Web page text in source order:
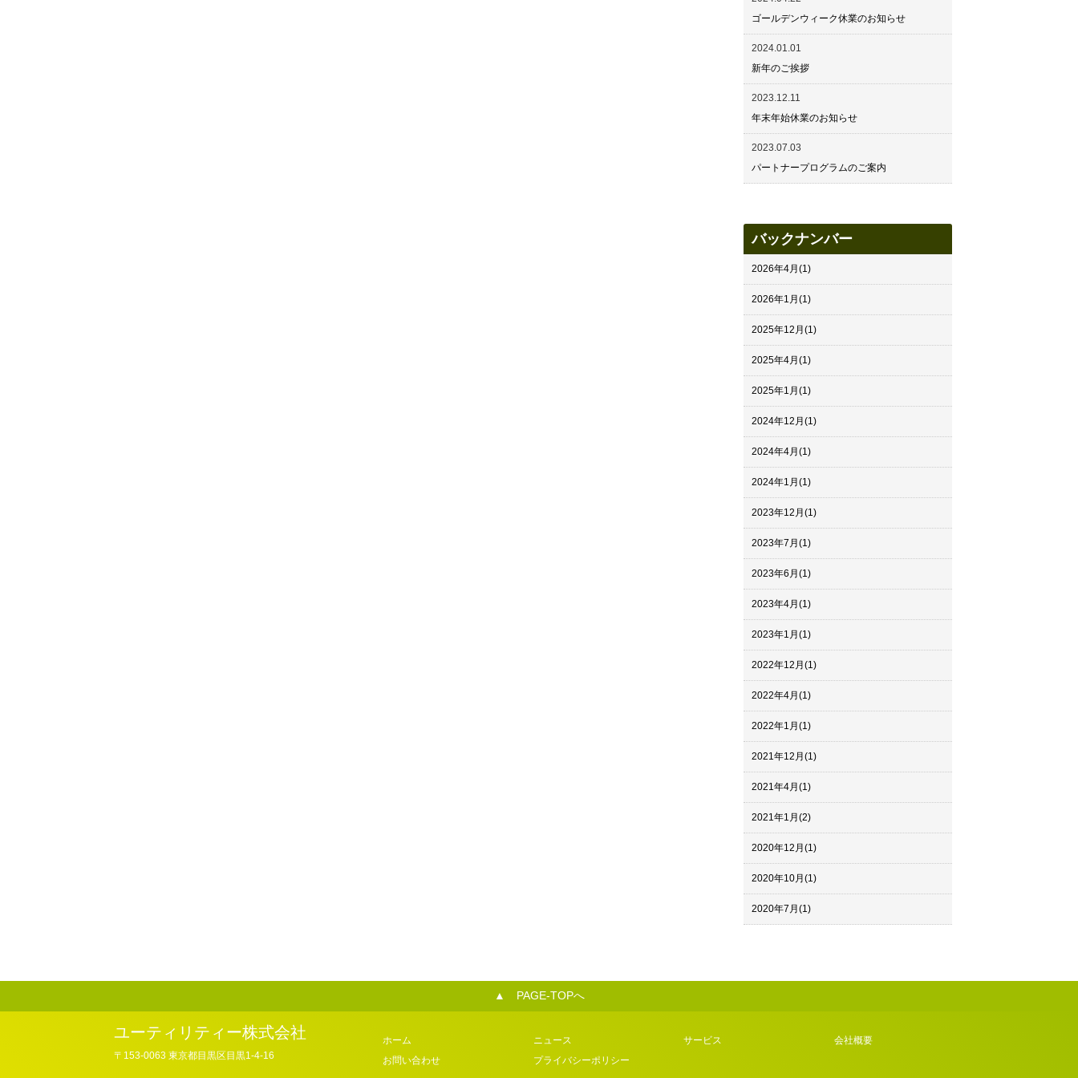
ゴールデンウィーク休業のお知らせ
2024.01.01
新年のご挨拶
2023.12.11
年末年始休業のお知らせ
2023.07.03
パートナープログラムのご案内
バックナンバー
2026年4月 (1)
2026年1月 (1)
2025年12月 (1)
2025年4月 (1)
2025年1月 (1)
2024年12月 (1)
2024年4月 (1)
2024年1月 (1)
2023年12月 (1)
2023年7月 (1)
2023年6月 (1)
2023年4月 (1)
2023年1月 (1)
2022年12月 (1)
2022年4月 (1)
2022年1月 (1)
2021年12月 (1)
2021年4月 (1)
2021年1月 (2)
2020年12月 (1)
2020年10月 (1)
2020年7月 (1)
▲ PAGE-TOPへ
ユーティリティー株式会社
〒153-0063 東京都目黒区目黒1-4-16
ホーム ニュース サービス
会社概要
お問い合わせ
プライバシーポリシー